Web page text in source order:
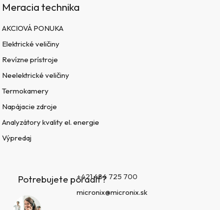
Meracia technika
AKCIOVÁ PONUKA
Elektrické veličiny
Revízne prístroje
Neelektrické veličiny
Termokamery
Napájacie zdroje
Analyzátory kvality el. energie
Výpredaj
Potrebujete poradiť?+421 484 725 700
micronix@micronix.sk